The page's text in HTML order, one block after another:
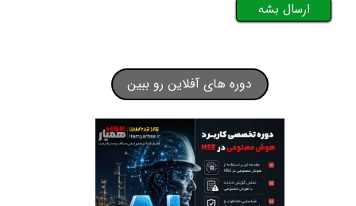
ارسال بشه
دوره های آفلاین رو ببین